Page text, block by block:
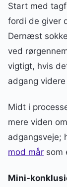
Start med
fordi de giver
Dernæst
ved
vigtigt, hvis
adgang
Midt i
mere viden
adgangsveje;
mod mår som
Mini-